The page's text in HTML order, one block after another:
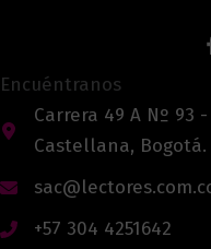
Encuéntranos
Carrera 49 A Nº 93
Castellana, Bogotá.
+57 304 4251642